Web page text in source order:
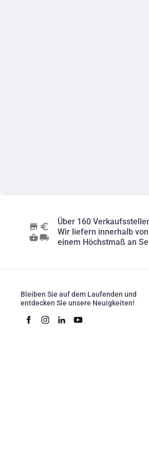
Über 160
Wir liefern innerhalb
einem Höchstmaß an
Bleiben Sie auf dem Laufenden und
entdecken Sie unsere Neuigkeiten!